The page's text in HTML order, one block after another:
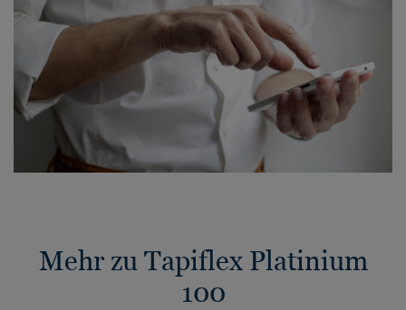
Mehr zu Tapiflex Platinium
100